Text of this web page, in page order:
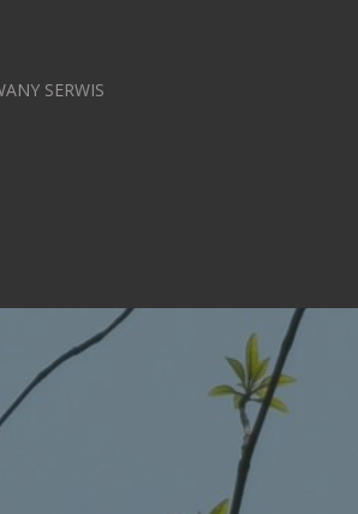
SERWIS